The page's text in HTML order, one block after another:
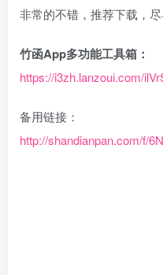
非常的不错，推荐下载，
竹函App多功能工具箱：
https://i3zh.lanzoui.com/
备用链接：
http://shandianpan.com/f/